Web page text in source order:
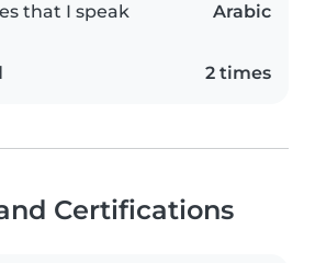
that I speak Arabic
2 times
Certifications